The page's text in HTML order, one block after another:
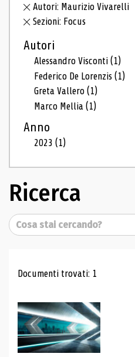
Autori: Maurizio Vivarelli
Sezioni: Focus
Autori
Alessandro Visconti(1)
Federico De Lorenzis(1)
Greta Vallero(1)
Marco Mellia(1)
Anno
2023(1)
Ricerca
Cerca
Risultati di
Documenti trovati: 1